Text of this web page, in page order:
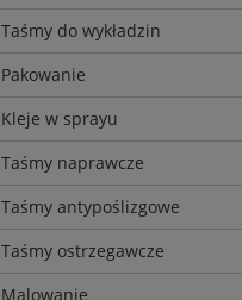
Taśmy do wykładzin
Pakowanie
Kleje w sprayu
Taśmy naprawcze
Taśmy antypoślizgowe
Taśmy ostrzegawcze
Malowanie